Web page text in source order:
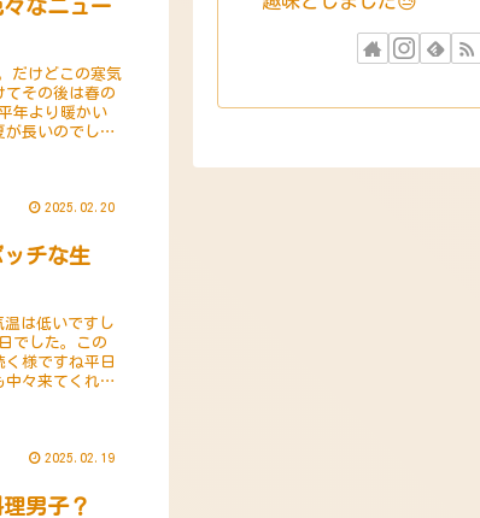
なニュー
だけどこの寒気
てその後は春の
年より暖かい
が長いのでしょ
2025.02.20
チな生
は低いですし
でした。この
様ですね平日
中々来てくれま
2025.02.19
男子？